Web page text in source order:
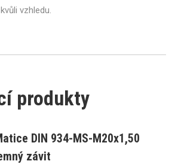
vzhledu.
produkty
DIN 934-MS-M20x1,50
závit